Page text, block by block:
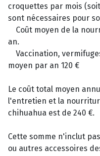
croquettes par mois
sont nécessaires
Coût moyen de la
an.
Vaccination,
moyen par an 120 €
Le coût total moyen
l'entretien et la
chihuahua est de 240 €.
Cette somme n'inclut
ou autres accessoires